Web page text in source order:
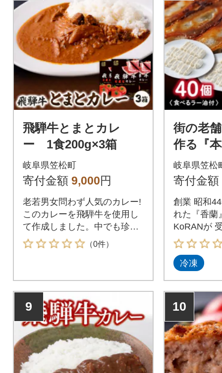
飛騨牛とまとカレ
ー 1食200g×3箱
岐阜県笠松町
寄付金額 9,000円
老若男女問わず人気のカレー!
このカレーを飛騨牛を使用し
て作成しました。中でも珍し
いとまとカレーです
（0件）
街の老
作る『
子』40
ラー油付
岐阜県笠松
寄付金額
創業 昭和
れた『香蘭
KoRANが
届けします
冷凍
9 10